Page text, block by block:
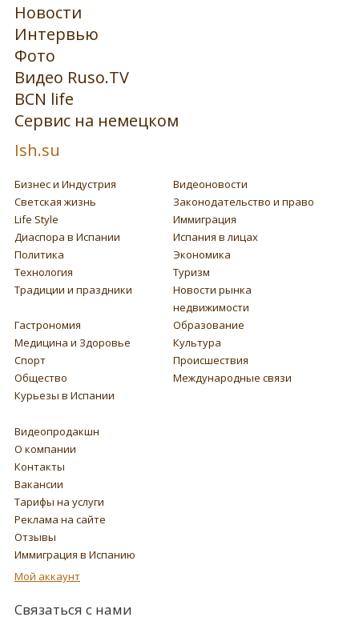
Новости
Интервью
Фото
Видео Ruso.TV
BCN life
Сервис на немецком
Ish.su
Бизнес и Индустрия
Видеоновости
Светская жизнь
Законодательство и право
Life Style
Иммиграция
Диаспора в Испании
Испания в лицах
Политика
Экономика
Технология
Туризм
Традиции и праздники
Новости рынка
недвижимости
Гастрономия
Образование
Медицина и Здоровье
Культура
Спорт
Происшествия
Общество
Международные связи
Курьезы в Испании
Видеопродакшн
О компании
Контакты
Вакансии
Тарифы на услуги
Реклама на сайте
Отзывы
Иммиграция в Испанию
Мой аккаунт
Связаться с нами